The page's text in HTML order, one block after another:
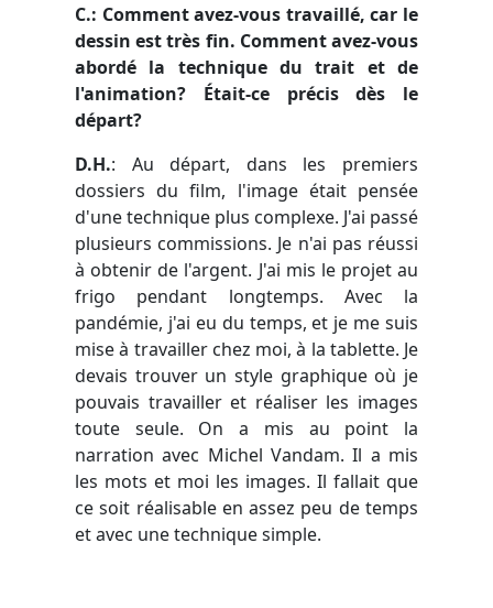
C.: Comment avez-vous travaillé, car le
dessin est très fin. Comment avez-vous
abordé la technique du trait et de
l'animation? Était-ce précis dès le
départ?
D.H.: Au départ, dans les premiers
dossiers du film, l'image était pensée
d'une technique plus complexe. J'ai passé
plusieurs commissions. Je n'ai pas réussi
à obtenir de l'argent. J'ai mis le projet au
frigo pendant longtemps. Avec la
pandémie, j'ai eu du temps, et je me suis
mise à travailler chez moi, à la tablette. Je
devais trouver un style graphique où je
pouvais travailler et réaliser les images
toute seule. On a mis au point la
narration avec Michel Vandam. Il a mis
les mots et moi les images. Il fallait que
ce soit réalisable en assez peu de temps
et avec une technique simple.